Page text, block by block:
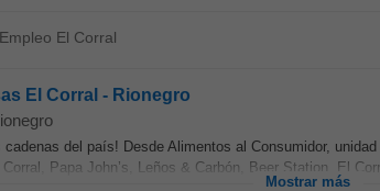
El Corral
El Corral - Rionegro
del país! Desde Alimentos al Consumidor,
Papa John’s, Leños & Carbón, Beer Station, El
Mostrar más